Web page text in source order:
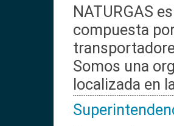
NATURGAS
compuesta
Somos una
localizada en